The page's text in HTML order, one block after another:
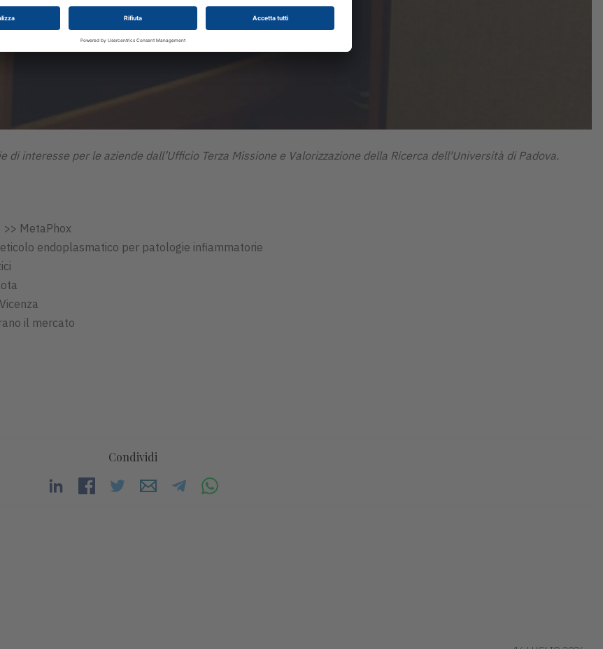
di interesse per le aziende dall’Ufficio Terza Missione e Valorizzazione della Ricerca dell'Università di Padova.
>> MetaPhox
endoplasmatico per patologie infiammatorie
il mercato
Condividi